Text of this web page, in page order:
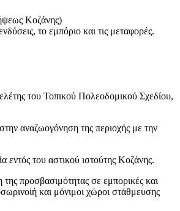
Κοζάνης)
το εμπόριο και τις μεταφορές.
του Τοπικού Πολεοδομικού Σχεδίου,
αναζωογόνηση της περιοχής με την
εντός του αστικού ιστούτης Κοζάνης.
της προσβασιμότητας σε εμπορικές και
ινοίή και μόνιμοι χώροι στάθμευσης